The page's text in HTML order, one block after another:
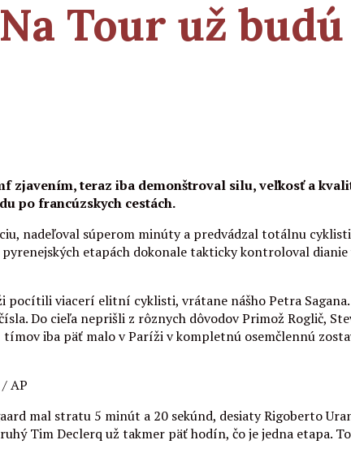
Tour už
zjavením, teraz iba demonštroval silu, veľkosť a
po francúzskych cestách.
nadeľoval súperom minúty a predvádzal totálnu
etapách dokonale takticky kontroloval
viacerí elitní cyklisti, vrátane nášho Petra
Do cieľa neprišli z rôznych dôvodov Primož Roglič,
tímov iba päť malo v Paríži v kompletnú osemčlennú
AP
mal stratu 5 minút a 20 sekúnd, desiaty Rigoberto
Tim Declerq už takmer päť hodín, čo je jedna etapa.